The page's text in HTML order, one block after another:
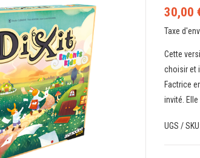
30,00
Taxe
Cette
choisir et
Factrice
invité.
UGS / SKU